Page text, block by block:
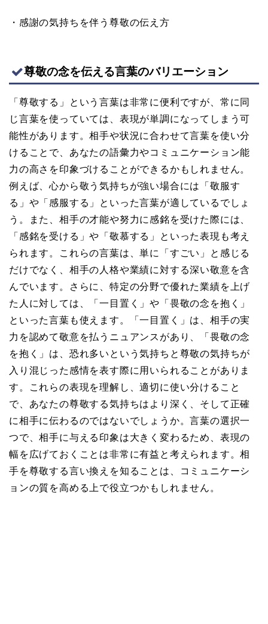
・感謝の気持ちを伴う尊敬の伝え方
尊敬の念を伝える言葉のバリエーション
「尊敬する」という言葉は非常に便利ですが、常に同
じ言葉を使っていては、表現が単調になってしまう可
能性があります。相手や状況に合わせて言葉を使い分
けることで、あなたの語彙力やコミュニケーション能
力の高さを印象づけることができるかもしれません。
例えば、心から敬う気持ちが強い場合には「敬服す
る」や「感服する」といった言葉が適しているでしょ
う。また、相手の才能や努力に感銘を受けた際には、
「感銘を受ける」や「敬慕する」といった表現も考え
られます。これらの言葉は、単に「すごい」と感じる
だけでなく、相手の人格や業績に対する深い敬意を含
んでいます。さらに、特定の分野で優れた業績を上げ
た人に対しては、「一目置く」や「畏敬の念を抱く」
といった言葉も使えます。「一目置く」は、相手の実
力を認めて敬意を払うニュアンスがあり、「畏敬の念
を抱く」は、恐れ多いという気持ちと尊敬の気持ちが
入り混じった感情を表す際に用いられることがありま
す。これらの表現を理解し、適切に使い分けること
で、あなたの尊敬する気持ちはより深く、そして正確
に相手に伝わるのではないでしょうか。言葉の選択一
つで、相手に与える印象は大きく変わるため、表現の
幅を広げておくことは非常に有益と考えられます。相
手を尊敬する言い換えを知ることは、コミュニケーシ
ョンの質を高める上で役立つかもしれません。